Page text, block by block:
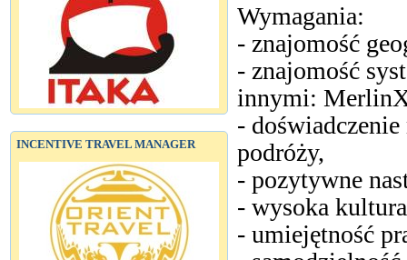
INCENTIVE TRAVEL MANAGER
Wymagania:
- znajomość
- znajomość
innymi:
-
podróży,
- pozytywne
- wysoka
- umiejętność